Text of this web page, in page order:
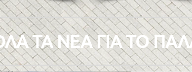
ΤΑ ΝΕΑ ΓΙΑ ΤΟ